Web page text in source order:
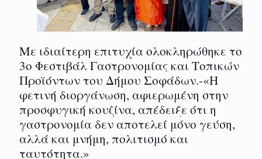
Με ιδιαίτερη επιτυχία ολοκληρώθηκε το
3ο Φεστιβάλ Γαστρονομίας και Τοπικών
Προϊόντων του Δήμου Σοφάδων.-«Η
φετινή διοργάνωση, αφιερωμένη στην
προσφυγική κουζίνα, απέδειξε ότι η
γαστρονομία δεν αποτελεί μόνο γεύση,
αλλά και μνήμη, πολιτισμό και
ταυτότητα.»